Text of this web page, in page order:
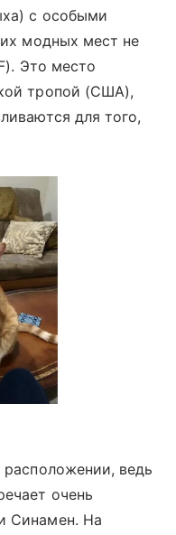
с особыми
модных мест не
Это место
тропой (США),
для того,
ведь
очень
Синамен. На